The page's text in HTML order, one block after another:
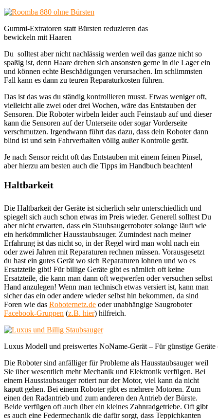
Gummi-Extratoren statt Bürsten reduzieren das
bewickeln mit Haaren
Du solltest aber nicht nachlässig werden weil das ganze nicht so
spaßig ist, denn Haare drehen sich ansonsten gerne in die Lager ein
und können echte Beschädigungen verursachen. Im schlimmsten
Fall kann es dann zu teuren Reparaturkosten führen.
Das ist das was du ständig kontrollieren musst. Etwas weniger oft,
vielleicht alle zwei oder drei Wochen, wäre das Entstauben der
Sensoren. Die Roboter wirbeln leider auch Feinstaub auf und dieser
kann die Sensoren auf der Unterseite oder sogar Vorderseite
verschmutzen. Irgendwann führt das dazu, dass dein Roboter dann
blind ist und sein Fahrverhalten völlig außer Kontrolle gerät.
Je nach Sensor reicht oft das Entstauben mit einem feinen Pinsel,
aber hierzu am besten auch die Tipps im Handbuch beachten!
Haltbarkeit
Die Haltbarkeit der Geräte ist sicherlich sehr unterschiedlich und
spiegelt sich auch schon etwas im Preis wieder. Generell solltest Du
aber nicht erwarten, dass ein Staubsaugerroboter solange läuft wie
ein herkömmlicher Hausstaubsauger. Zumindest nach meiner
Erfahrung ist das nicht so, in der Regel wird man wohl nach ein
oder zwei Jahren mit Reparaturen rechnen müssen. Vorausgesetzt
du hast ein gutes Gerät wo sich Reparaturen lohnen und wo es
Ersatzteile gibt! Für billige Geräte gibt es nämlich oft keine
Ersatzteile, die kann man dann oft wegwerfen oder versuchen selbst
Hand anzulegen! Wenn man technisch etwas versiert ist, kann man
sicher das ein oder andere wieder selbst hin bekommen, da sind
Foren wie das Roboternetz.de oder unabhängige Saugroboter
Facebook-Gruppen (z.B. hier) hilfreich.
Luxus Modell und preiswertes NoName-Gerät – Für günstige
Die Roboter sind anfälliger für Probleme als Hausstaubsauger weil
Sie über wesentlich mehr Mechanik und Elektronik verfügen. Bei
einem Hausstaubsauger rotiert nur der Motor, viel kann da nicht
kaputt gehen. Bei einem Roboter gibt es mehrere Motoren. Zum
einen den Radantrieb und zum anderen den Antrieb der Bürste.
Beide verfügen oft auch über ein kleines Zahnradgetriebe. Oft gibt
es auch eine Federmechanik die dafür sorgt, dass Teppichkanten